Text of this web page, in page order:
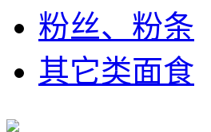
粉丝、粉条
其它类面食